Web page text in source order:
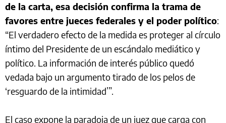
de la carta, esa decisión confirma la trama de
favores entre jueces federales y el poder político:
“El verdadero efecto de la medida es proteger al círculo
íntimo del Presidente de un escándalo mediático y
político. La información de interés público quedó
vedada bajo un argumento tirado de los pelos de
‘resguardo de la intimidad’”.
El caso expone la paradoja de un juez que carga con